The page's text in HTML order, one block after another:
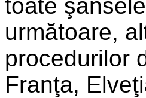
toate
următoare,
procedurilor
Franţa,